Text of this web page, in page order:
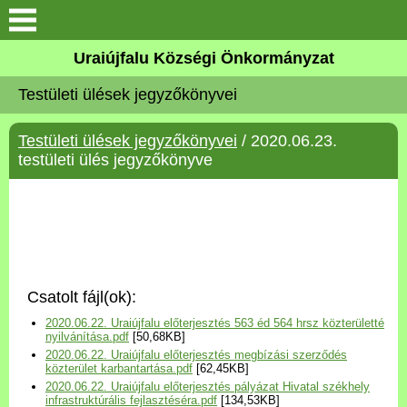
Köszöntő
Elérhetőségek
Uraiújfalu
Választási információk
Versenyképes Járások
Program
Uraiújfalu Községi Önkormányzat
Testületi ülések jegyzőkönyvei
Testületi ülések jegyzőkönyvei / 2020.06.23.
testületi ülés jegyzőkönyve
Csatolt fájl(ok):
2020.06.22. Uraiújfalu előterjesztés 563 éd 564 hrsz közterületté
nyilvánítása.pdf [50,68KB]
2020.06.22. Uraiújfalu előterjesztés megbízási szerződés
közterület karbantartása.pdf [62,45KB]
2020.06.22. Uraiújfalu előterjesztés pályázat Hivatal székhely
infrastruktúrális fejlasztéséra.pdf [134,53KB]